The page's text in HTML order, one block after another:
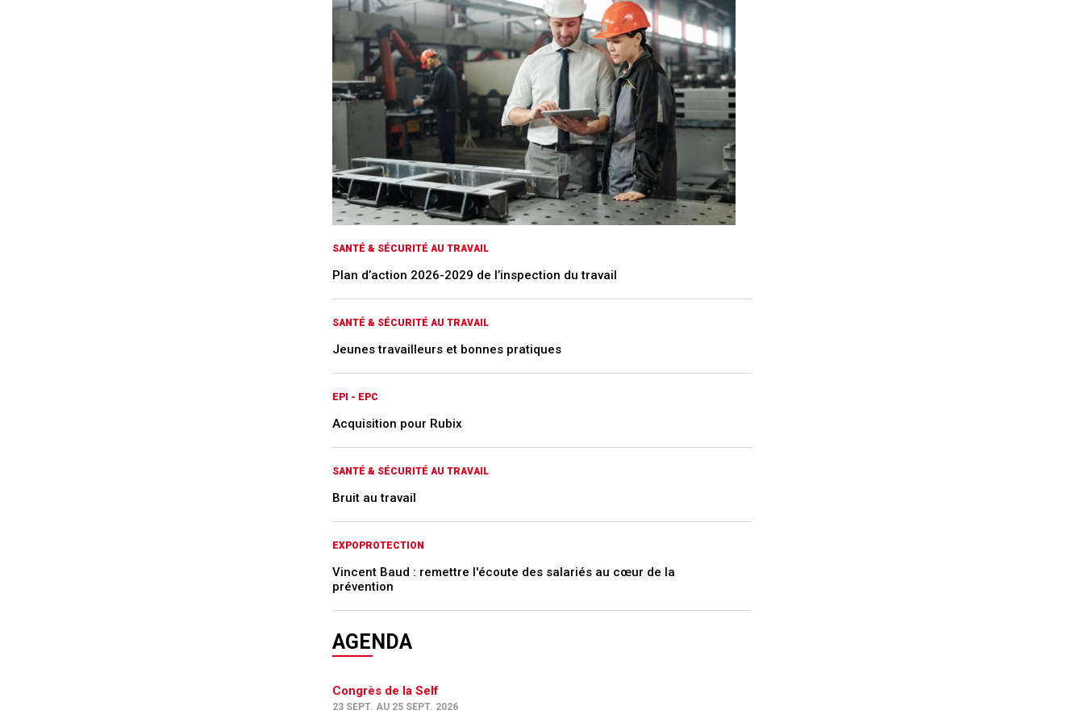
SANTÉ & SÉCURITÉ AU TRAVAIL
Plan d’action 2026-2029 de l’inspection du travail
SANTÉ & SÉCURITÉ AU TRAVAIL
Jeunes travailleurs et bonnes pratiques
EPI - EPC
Acquisition pour Rubix
SANTÉ & SÉCURITÉ AU TRAVAIL
Bruit au travail
EXPOPROTECTION
Vincent Baud : remettre l'écoute des salariés au cœur de la
prévention
AGENDA
Congrès de la Self
23 SEPT. AU 25 SEPT. 2026